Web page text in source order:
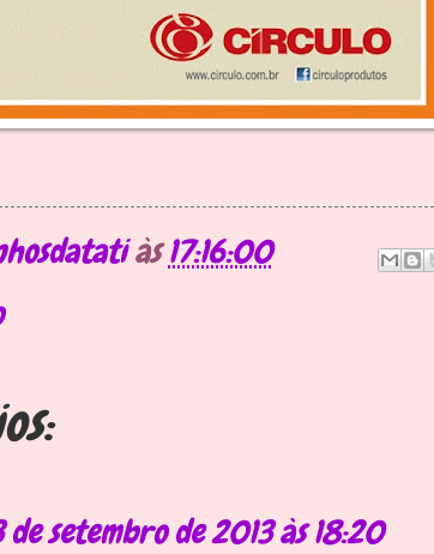
às17:16:00
de setembro de 2013 às 18:20